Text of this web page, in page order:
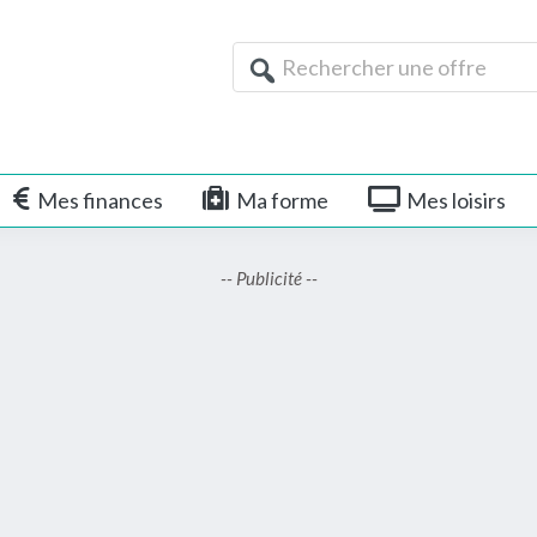
Rechercher
une
Mes finances Ma forme Mes loisirs
-- Publicité --